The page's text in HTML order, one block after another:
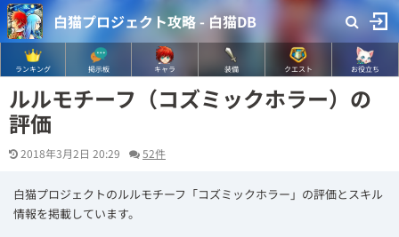
白猫プロジェクト攻略 - 白猫DB
ランキング 掲示板 キャラ 装備 クエスト お役立ち
ルルモチーフ（コズミックホラー）の
評価
2018年3月2日 20:29 52件
白猫プロジェクトのルルモチーフ「コズミックホラー」の評価とスキル
情報を掲載しています。